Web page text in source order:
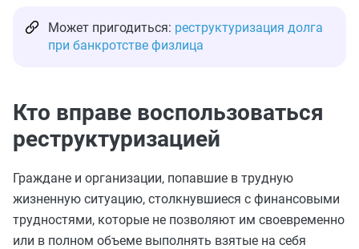
Может пригодиться: реструктуризация долга
при банкротстве физлица
Кто вправе воспользоваться
реструктуризацией
Граждане и организации, попавшие в трудную
жизненную ситуацию, столкнувшиеся с финансовыми
трудностями, которые не позволяют им своевременно
или в полном объеме выполнять взятые на себя